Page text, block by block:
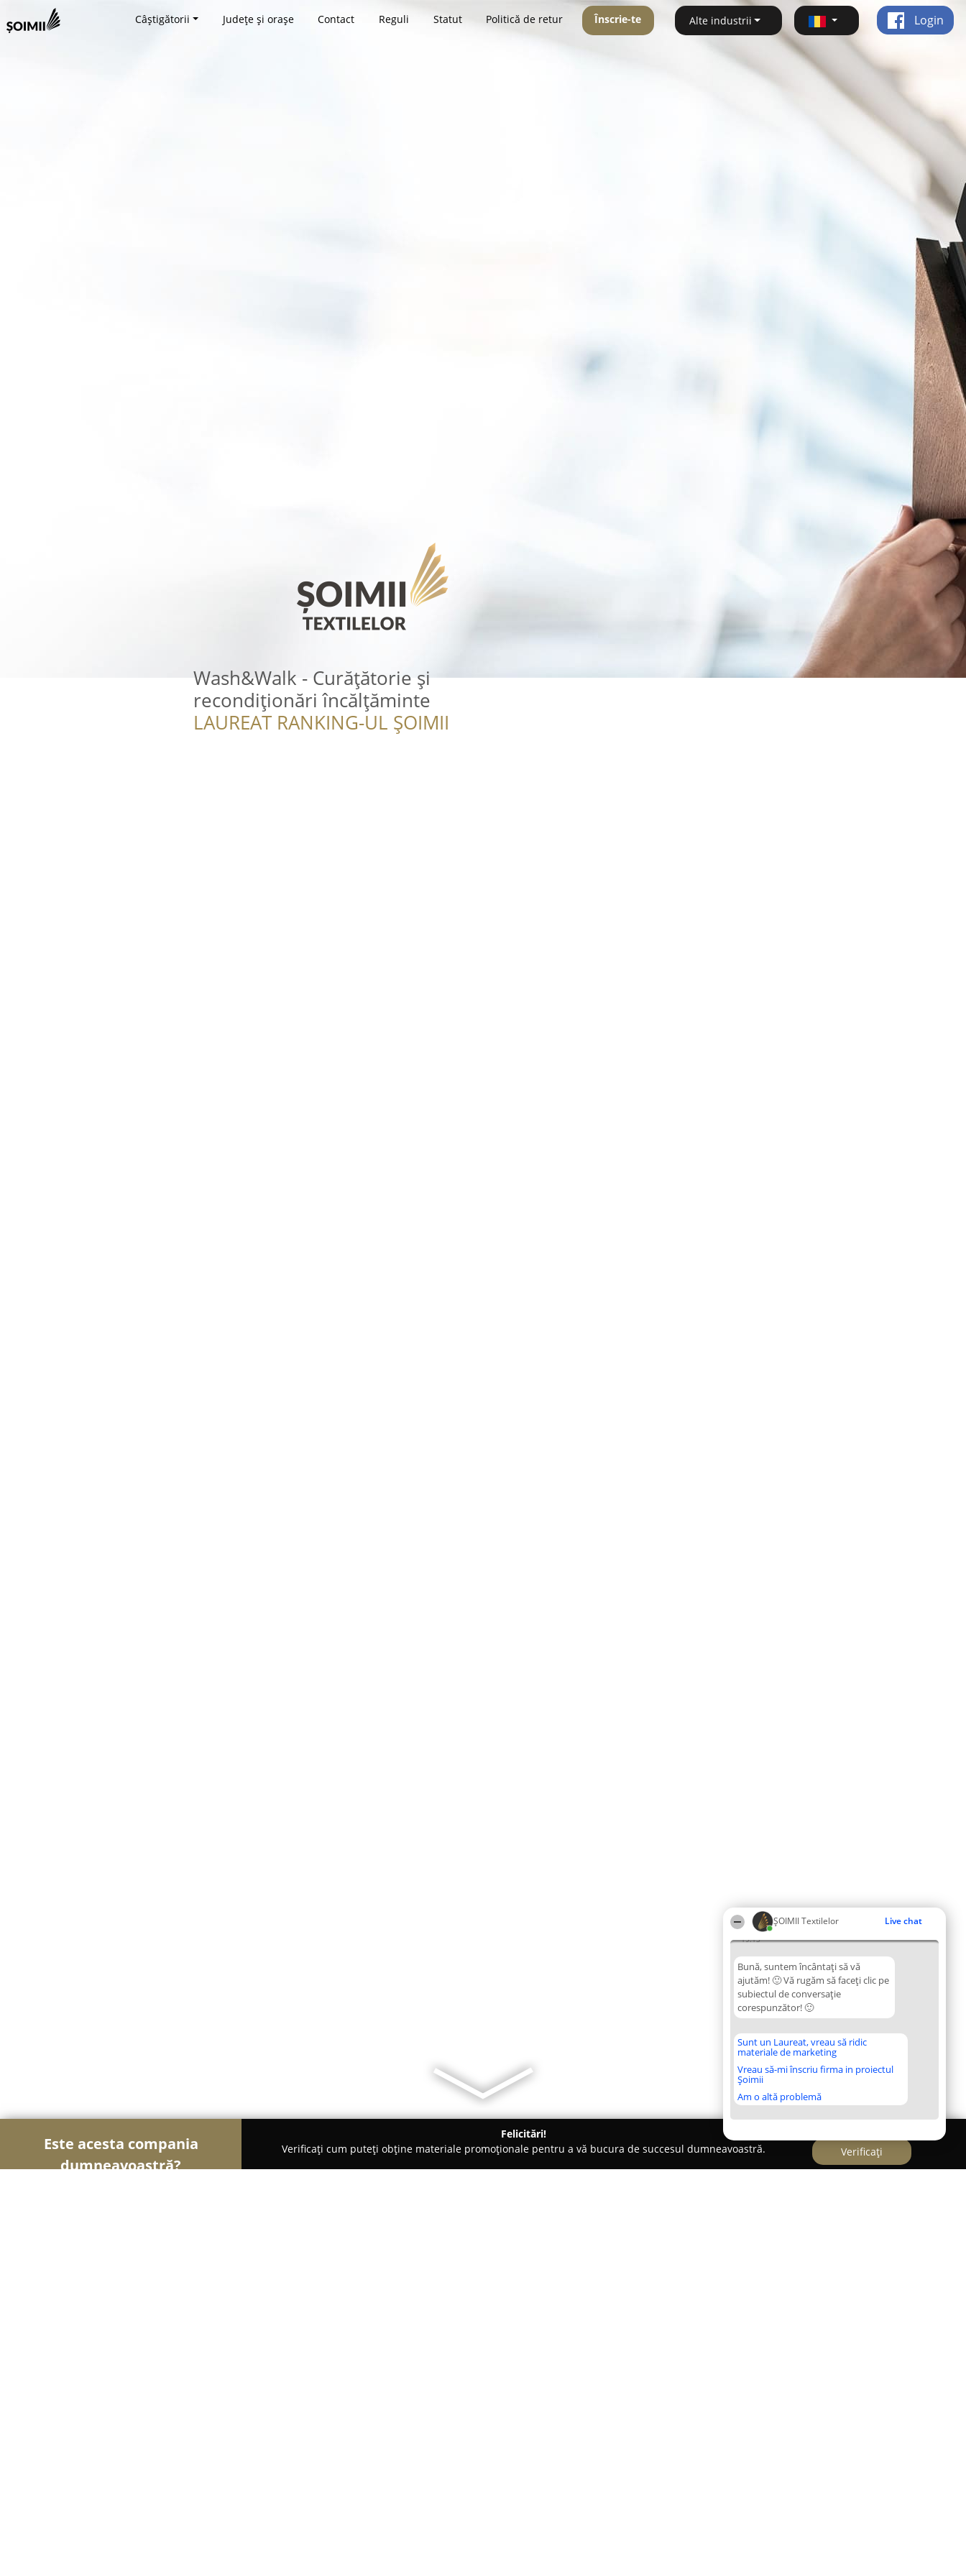
ȘOIMII Textilelor Live chat
19:13
Bună, suntem încântați să vă
ajutăm! 🙂 Vă rugăm să faceți clic pe
subiectul de conversație
corespunzător! 🙂
Sunt un Laureat, vreau să ridic
materiale de marketing
Vreau să-mi înscriu firma in proiectul
Șoimii
Am o altă problemă
Câștigătorii Județe și orașe Contact Reguli Statut Politică de retur Înscrie-te Alte industrii Login
Wash&Walk - Curățătorie şi
recondiționări încălțăminte
LAUREAT RANKING-UL ȘOIMII
Este acesta compania
dumneavoastră?
Felicitări!
Verificați cum puteți obține materiale promoționale pentru a vă bucura de succesul dumneavoastră.
Verificați